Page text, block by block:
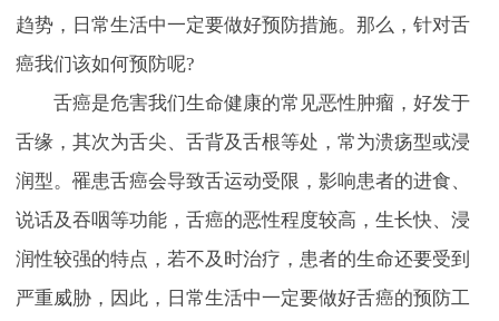
趋势，日常生活中一定要做好预防措施。那么，针对舌
癌我们该如何预防呢?
舌癌是危害我们生命健康的常见恶性肿瘤，好发于
舌缘，其次为舌尖、舌背及舌根等处，常为溃疡型或浸
润型。罹患舌癌会导致舌运动受限，影响患者的进食、
说话及吞咽等功能，舌癌的恶性程度较高，生长快、浸
润性较强的特点，若不及时治疗，患者的生命还要受到
严重威胁，因此，日常生活中一定要做好舌癌的预防工